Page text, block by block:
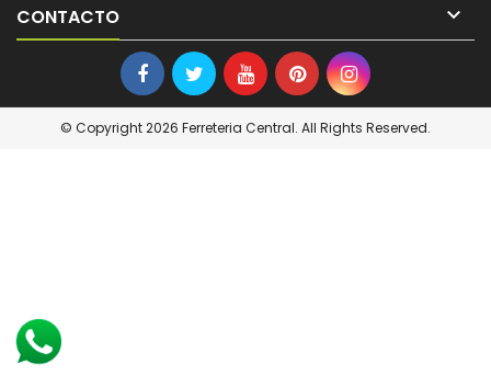
CONTACTO 
© Copyright 2026 Ferreteria Central. All Rights Reserved.